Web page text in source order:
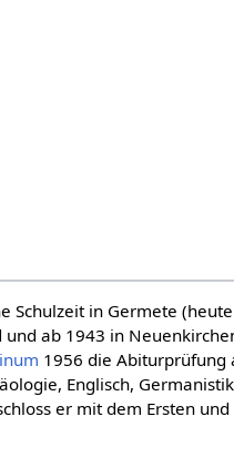
Schulzeit in Germete
ab 1943 in
1956 die Abiturprüfung
Englisch,
er mit dem Ersten